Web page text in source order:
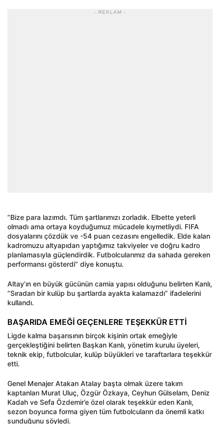
- REKLAM -
“Bize para lazımdı. Tüm şartlarımızı zorladık. Elbette yeterli
olmadı ama ortaya koyduğumuz mücadele kıymetliydi. FIFA
dosyalarını çözdük ve -54 puan cezasını engelledik. Elde kalan
kadromuzu altyapıdan yaptığımız takviyeler ve doğru kadro
planlamasıyla güçlendirdik. Futbolcularımız da sahada gereken
performansı gösterdi” diye konuştu.
Altay’ın en büyük gücünün camia yapısı olduğunu belirten Kanlı,
“Sıradan bir kulüp bu şartlarda ayakta kalamazdı” ifadelerini
kullandı.
BAŞARIDA EMEĞİ GEÇENLERE TEŞEKKÜR ETTİ
Ligde kalma başarısının birçok kişinin ortak emeğiyle
gerçekleştiğini belirten Başkan Kanlı, yönetim kurulu üyeleri,
teknik ekip, futbolcular, kulüp büyükleri ve taraftarlara teşekkür
etti.
Genel Menajer Atakan Atalay başta olmak üzere takım
kaptanları Murat Uluç, Özgür Özkaya, Ceyhun Gülselam, Deniz
Kadah ve Sefa Özdemir’e özel olarak teşekkür eden Kanlı,
sezon boyunca forma giyen tüm futbolcuların da önemli katkı
sunduğunu söyledi.